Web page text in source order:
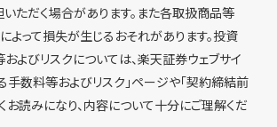
ただく場合があります。また各取扱商品等
よって損失が生じるおそれがあります。投資
よびリスクについては、楽天証券ウェブサイ
手数料等およびリスク」ページや「契約締結前
お読みになり、内容について十分にご理解くだ